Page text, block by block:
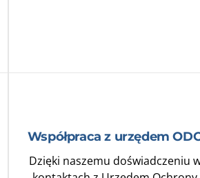
Współpraca z urzędem
Dzięki naszemu doświadczeniu